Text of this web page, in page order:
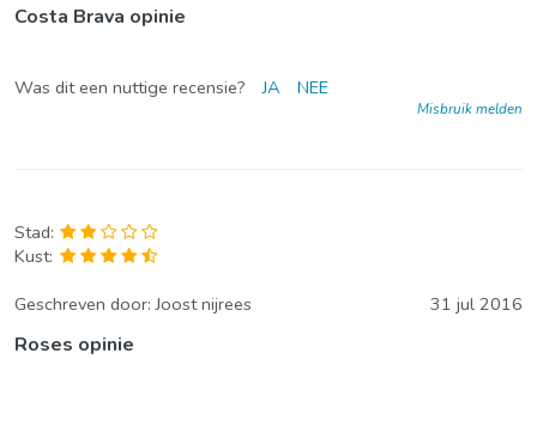
Costa Brava opinie
Was dit een nuttige recensie? JA NEE
Misbruik melden
Stad:
Kust:
Geschreven door:Joost nijrees 31 jul 2016
Roses opinie